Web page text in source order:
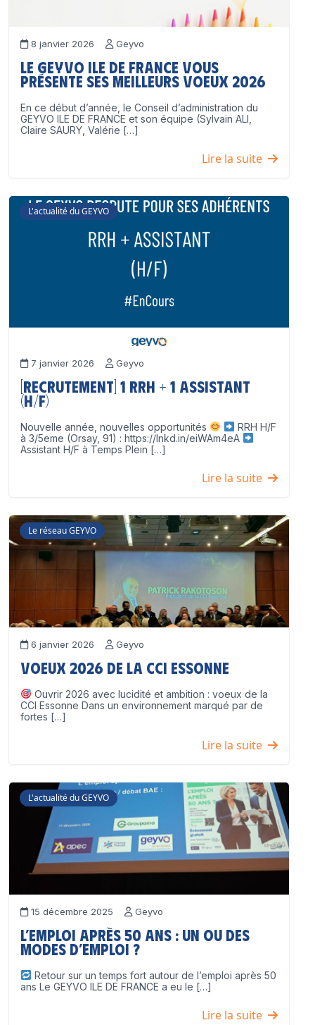
8 janvier 2026 Geyvo
Le GEYVO Ile de France vous
présente ses meilleurs voeux 2026
En ce début d’année, le Conseil d’administration du
GEYVO ILE DE FRANCE et son équipe (Sylvain ALI,
Claire SAURY, Valérie […]
Lire la suite
L'actualité du GEYVO
7 janvier 2026 Geyvo
[Recrutement] 1 RRH + 1 Assistant
(H/F)
Nouvelle année, nouvelles opportunités
RRH H/F
à 3/5eme (Orsay, 91) : https://lnkd.in/eiWAm4eA
Assistant H/F à Temps Plein […]
Lire la suite
Le réseau GEYVO
6 janvier 2026 Geyvo
Voeux 2026 de la CCI Essonne
Ouvrir 2026 avec lucidité et ambition : voeux de la
CCI Essonne Dans un environnement marqué par de
fortes […]
Lire la suite
L'actualité du GEYVO
15 décembre 2025 Geyvo
L’emploi après 50 ans : un ou des
modes d’emploi ?
Retour sur un temps fort autour de l’emploi après 50
ans Le GEYVO ILE DE FRANCE a eu le […]
Lire la suite